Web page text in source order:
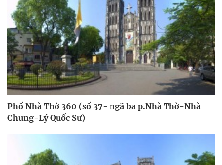
Phố Nhà Thờ 360 (số 37- ngã ba p.Nhà Thờ-Nhà
Chung-Lý Quốc Sư)